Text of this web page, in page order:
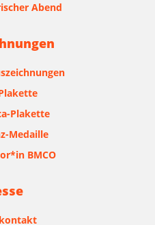
Abend
Plakette
Medaille
BMCO